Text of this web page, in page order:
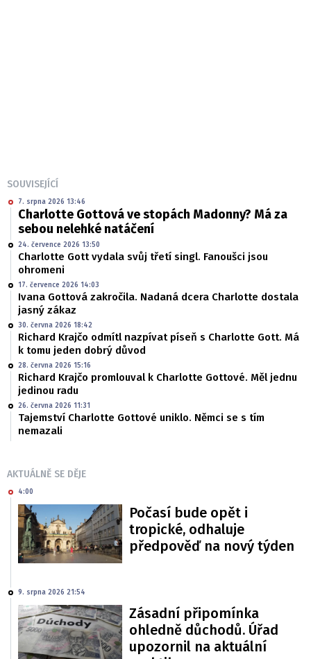
SOUVISEJÍCÍ
7. srpna 2026 13:46
Charlotte Gottová ve stopách Madonny? Má za
sebou nelehké natáčení
24. července 2026 13:50
Charlotte Gott vydala svůj třetí singl. Fanoušci jsou
ohromeni
17. července 2026 14:03
Ivana Gottová zakročila. Nadaná dcera Charlotte dostala
jasný zákaz
30. června 2026 18:42
Richard Krajčo odmítl nazpívat píseň s Charlotte Gott. Má
k tomu jeden dobrý důvod
28. června 2026 15:16
Richard Krajčo promlouval k Charlotte Gottové. Měl jednu
jedinou radu
26. června 2026 11:31
Tajemství Charlotte Gottové uniklo. Němci se s tím
nemazali
AKTUÁLNĚ SE DĚJE
4:00
Počasí bude opět i
tropické, odhaluje
předpověď na nový týden
9. srpna 2026 21:54
Zásadní připomínka
ohledně důchodů. Úřad
upozornil na aktuální